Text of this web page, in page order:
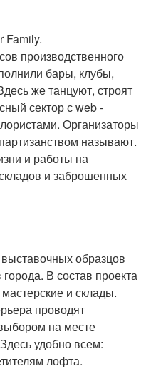
Family.
производственного
бары, клубы,
же танцуют, строят
сектор с web -
Организаторы
называют.
и работы на
и заброшенных
образцов
В состав проекта
и склады.
проводят
на месте
удобно всем:
лофта.